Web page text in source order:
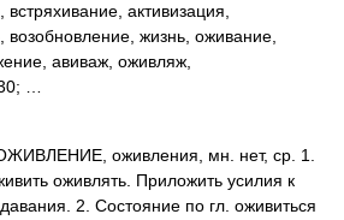
активизация,
возобновление, жизнь, оживание,
авиваж, оживляж,
…
оживления, мн. нет, ср. 1.
оживлять. Приложить усилия к
2. Состояние по гл. оживиться